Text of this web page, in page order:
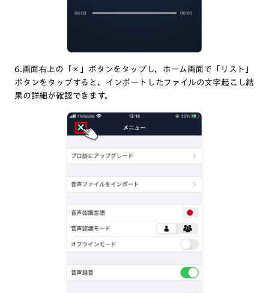
6.画面右上の「×」ボタンをタップし、ホーム画面で「リスト」
ボタンをタップすると、インポートしたファイルの文字起こし結
果の詳細が確認できます。